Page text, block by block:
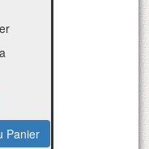
Panier